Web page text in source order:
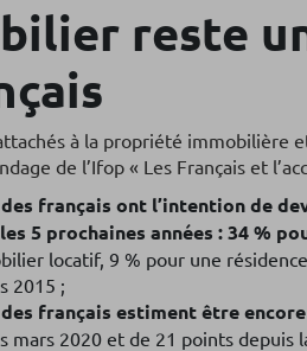
reste
à la propriété immobilière
de l’Ifop « Les Français et
français ont l’intention de
5 prochaines années : 34 %
locatif, 9 % pour une
2015 ;
français estiment être
mars 2020 et de 21 points